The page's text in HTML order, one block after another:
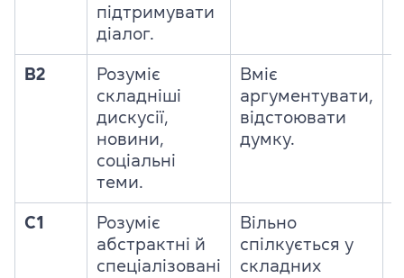
підтримувати
діалог.
B2
Розуміє
складніші
дискусії,
новини,
соціальні
теми.
Вміє
аргументувати,
відстоювати
думку.
C1
Розуміє
абстрактні й
спеціалізовані
Вільно
спілкується у
складних